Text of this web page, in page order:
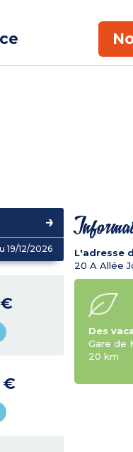
19/12/2026
€
L'adresse
20 A Allée
Des
Gare de
20 km